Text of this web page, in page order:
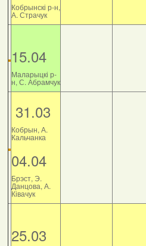
Кобрынскі р-н,
А. Страчук
15.04
Маларыцкі р-
н, С. Абрамчук
31.03
Кобрын, А.
Кальчанка
04.04
Брэст, Э.
Данцова, А.
Ківачук
25.03